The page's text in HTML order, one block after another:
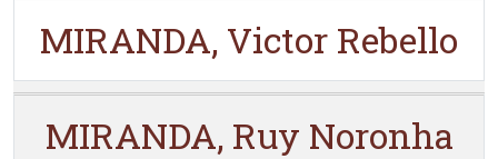
MIRANDA, Victor Rebello
MIRANDA, Ruy Noronha